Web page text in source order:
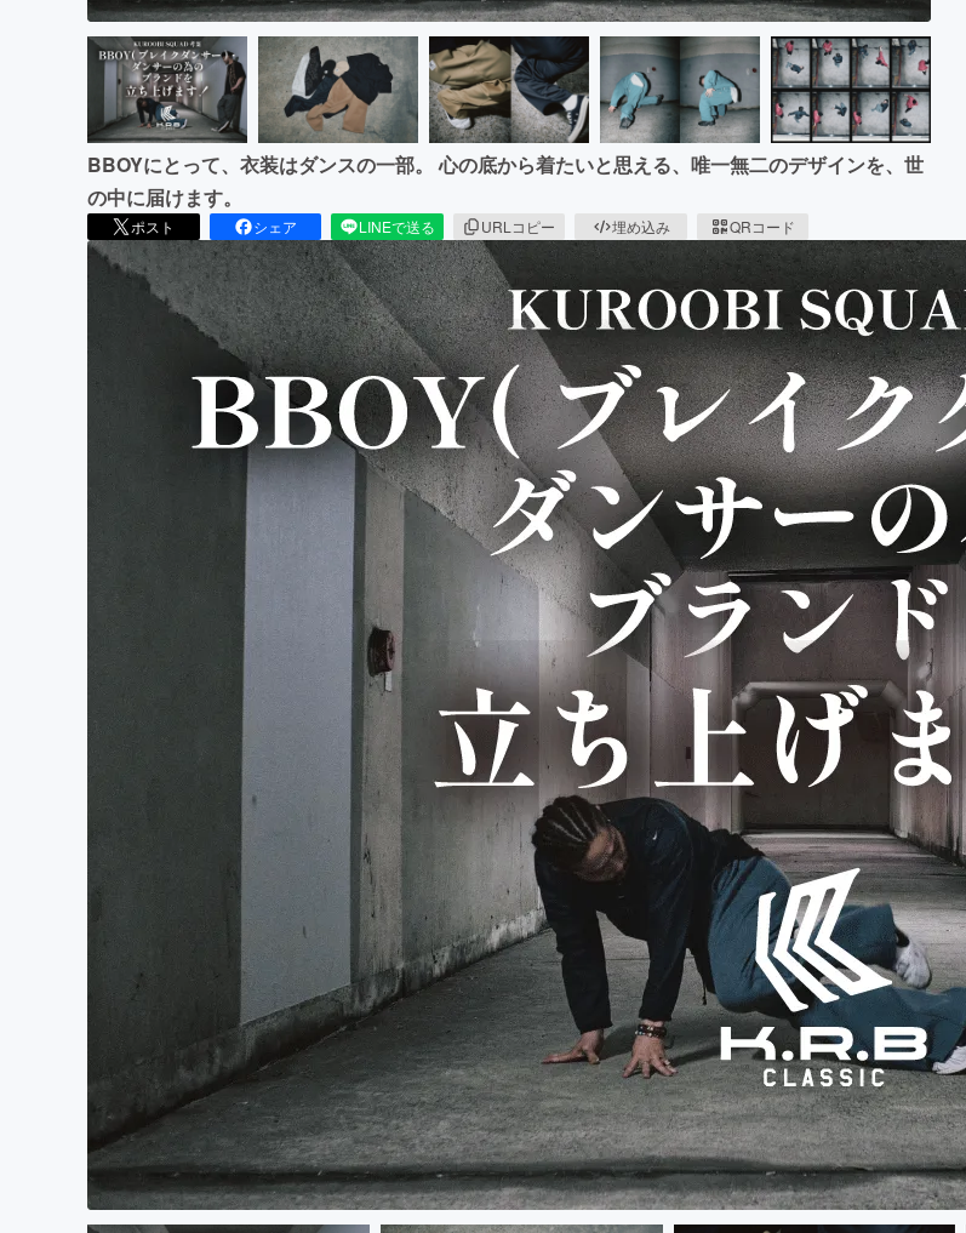
BBOYにとって、衣装はダンスの一部。 心の底から着たいと思える、唯一無二のデザインを、世
の中に届けます。
ポスト シェア LINEで送る URLコピー 埋め込み QRコード